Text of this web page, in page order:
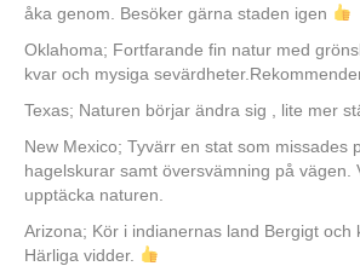
åka genom. Besöker gärna staden igen
Oklahoma; Fortfarande fin natur med
kvar och mysiga
Texas; Naturen börjar ändra sig , lite mer
New Mexico; Tyvärr en stat som missades
hagelskurar samt översvämning på vägen.
upptäcka naturen.
Arizona; Kör i indianernas land Bergigt och
Härliga vidder.